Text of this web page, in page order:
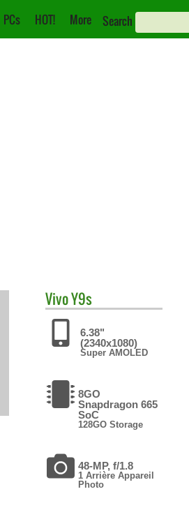
PCs HOT! More Search
VivoY9s
6.38"
(2340x1080)
Super AMOLED
8GO
Snapdragon 665
SoC
128GO Storage
48-MP, f/1.8
1 Arrière Appareil
Photo